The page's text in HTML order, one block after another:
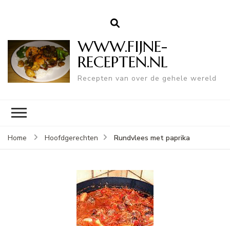
WWW.FIJNE-
RECEPTEN.NL
Recepten van over de gehele wereld
Home Hoofdgerechten Rundvlees met paprika